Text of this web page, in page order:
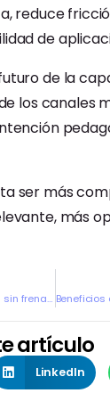
reduce
de
de la
los canales
ser más
más
Cómo capacitar equipos sin frenar la operación
artículo
LinkedIn